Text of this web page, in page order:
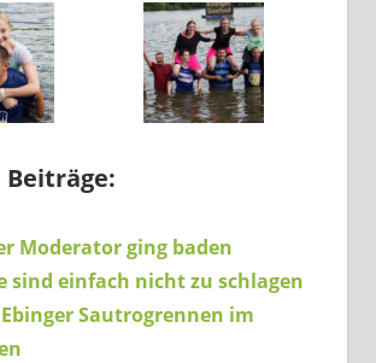
Moderator ging baden
sind einfach nicht zu schlagen
Ebinger Sautrogrennen im